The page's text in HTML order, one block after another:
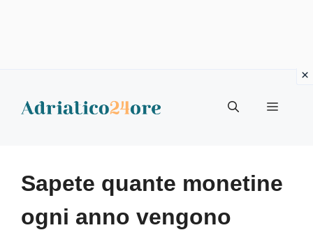
Menu
Sapete quante monetine
ogni anno vengono